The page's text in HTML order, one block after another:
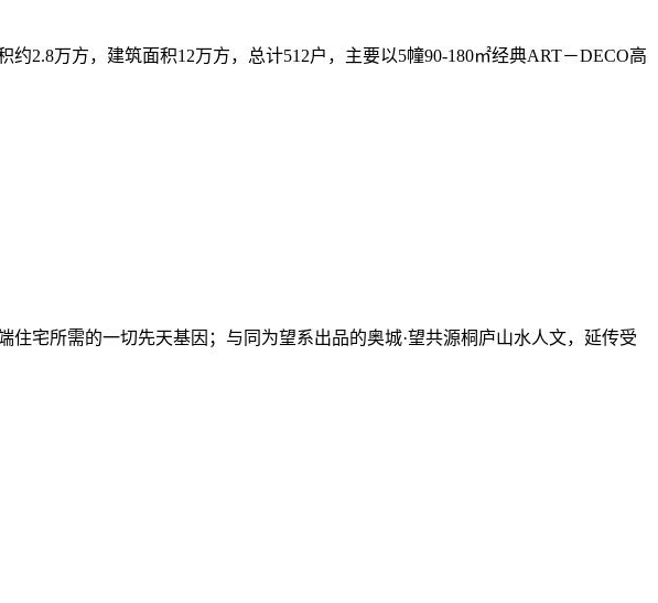
2.8万方，建筑面积12万方，总计512户，主要以5幢90-180㎡经典ART－DECO高
宅所需的一切先天基因；与同为望系出品的奥城·望共源桐庐山水人文，延传受